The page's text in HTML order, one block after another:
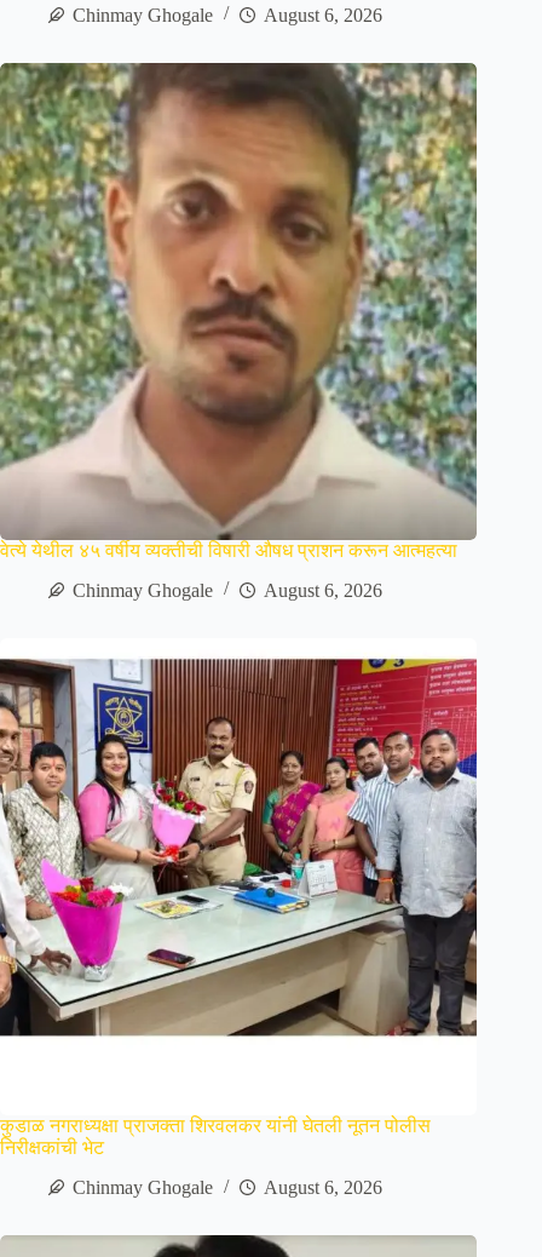
Chinmay Ghogale
August 6, 2026
वेत्ये येथील ४५ वर्षीय व्यक्तीची विषारी औषध प्राशन करून आत्महत्या
Chinmay Ghogale
August 6, 2026
कुडाळ नगराध्यक्षा प्राजक्ता शिरवलकर यांनी घेतली नूतन पोलीस
निरीक्षकांची भेट
Chinmay Ghogale
August 6, 2026